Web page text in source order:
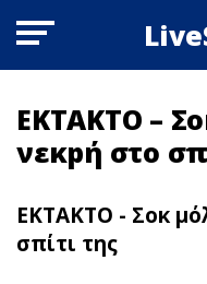
ΕΚΤΑΚΤΟ –
νεκpή στο
ΕΚΤΑΚΤΟ - Σoκ
σπίτι της